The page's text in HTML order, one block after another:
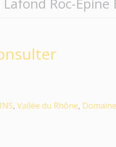
, Vallée du Rhône,